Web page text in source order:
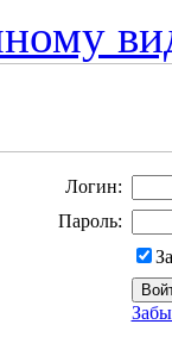
Логин:
Пароль: